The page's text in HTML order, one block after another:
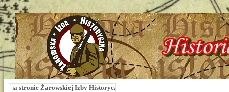
Izby Historycznej !!! Żarowska Izba Historyczna, ul. Dworcowa 3 !!! e-